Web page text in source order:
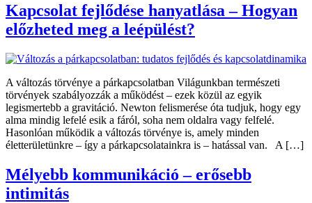
Kapcsolat fejlődése hanyatlása – Hogyan
előzheted meg a leépülést?
A változás törvénye a párkapcsolatban Világunkban természeti
törvények szabályozzák a működést – ezek közül az egyik
legismertebb a gravitáció. Newton felismerése óta tudjuk, hogy egy
alma mindig lefelé esik a fáról, soha nem oldalra vagy felfelé.
Hasonlóan működik a változás törvénye is, amely minden
életterületünkre – így a párkapcsolatainkra is – hatással van. A […]
Mélyebb kommunikáció – erősebb
intimitás